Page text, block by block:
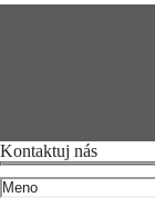
Kontaktuj nás